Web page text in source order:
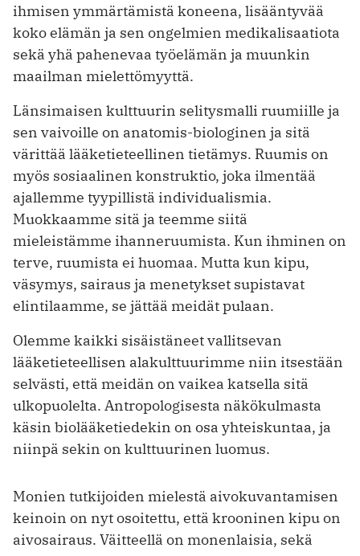
ihmisen ­ymmärtämistä koneena, lisääntyvää
koko elämän ja sen ongelmien medikalisaatiota
sekä yhä ­pahenevaa työelämän ja muunkin
maailman mielettömyyttä.
Länsimaisen kulttuurin selitysmalli ruumiille ja
sen vaivoille on anatomis-biologinen ja sitä
värittää lääketieteellinen tietämys. Ruumis on
myös sosiaalinen konstruktio, joka ilmentää
ajallemme tyypillistä individualismia.
Muokkaamme sitä ja teemme siitä
mieleistämme ihanneruumista. Kun ihminen on
terve, ruumista ei huomaa. Mutta kun kipu,
väsymys, sairaus ja menetykset supistavat
elintilaamme, se jättää meidät pulaan.
Olemme kaikki sisäistäneet vallitsevan
lääketieteellisen alakulttuurimme niin itsestään
selvästi, että meidän on vaikea katsella sitä
ulkopuolelta. Antropologisesta näkökulmasta
käsin biolääketiedekin on osa yhteiskuntaa, ja
niinpä sekin on kulttuurinen luomus.
Monien tutkijoiden mielestä aivokuvantamisen
keinoin on nyt osoitettu, että krooninen kipu on
aivosairaus. Väitteellä on monenlaisia, sekä